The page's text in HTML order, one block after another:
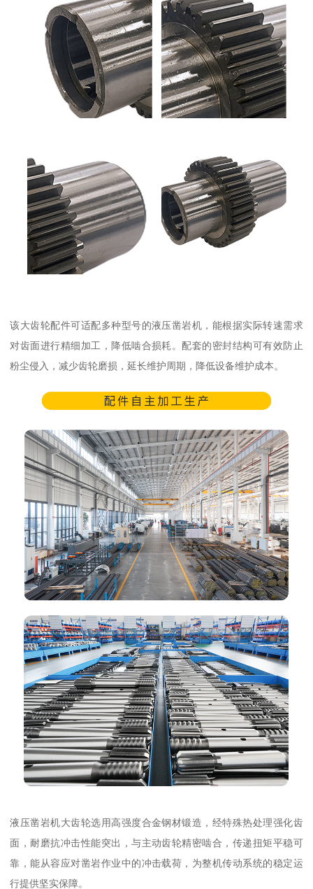
该大齿轮配件可适配多种型号的液压凿岩机，能根据实际转速需求
对齿面进行精细加工，降低啮合损耗。配套的密封结构可有效防止
粉尘侵入，减少齿轮磨损，延长维护周期，降低设备维护成本。
液压凿岩机大齿轮选用高强度合金钢材锻造，经特殊热处理强化齿
面，耐磨抗冲击性能突出，与主动齿轮精密啮合，传递扭矩平稳可
靠，能从容应对凿岩作业中的冲击载荷，为整机传动系统的稳定运
行提供坚实保障。